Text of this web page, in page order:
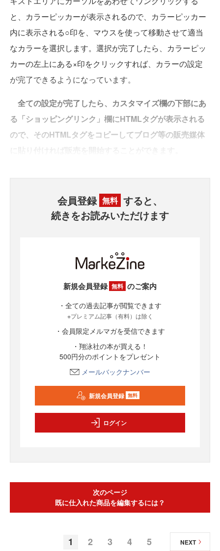
と、カラーピッカーが表示されるので、カラーピッカー
内に表示される○印を、マウスを使って移動させて適当
なカラーを選択します。選択が完了したら、カラーピッ
カーの左上にある×印をクリックすれば、カラーの設定
が完了できるようになっています。
全ての設定が完了したら、カスタマイズ欄の下部にあ
る「ショッピングリンク」欄にHTMLタグが表示される
ので、そのHTMLタグをコピーしてブログ等の販売媒体
会員登録 無料 すると、
続きをお読みいただけます
新規会員登録 無料 のご案内
・全ての過去記事が閲覧できます
※プレミアム記事（有料）は除く
・会員限定メルマガを受信できます
・翔泳社の本が買える！
500円分のポイントをプレゼント
メールバックナンバー
新規会員登録 無料
ログイン
次のページ
既に仕入れた商品を編集するには？
1 2 3 4 5 NEXT